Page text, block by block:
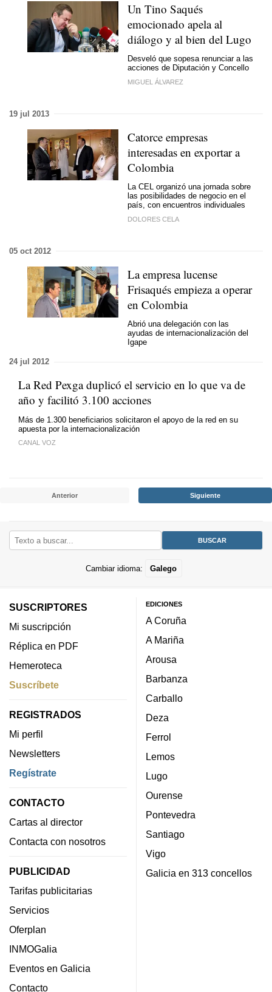
Un Tino Saqués
emocionado apela al
diálogo y al bien del Lugo
Desveló que sopesa renunciar a las
acciones de Diputación y Concello
MIGUEL ÁLVAREZ
19 jul 2013
Catorce empresas
interesadas en exportar a
Colombia
La CEL organizó una jornada sobre
las posibilidades de negocio en el
país, con encuentros individuales
DOLORES CELA
05 oct 2012
La empresa lucense
Frisaqués empieza a operar
en Colombia
Abrió una delegación con las
ayudas de internacionalización del
Igape
24 jul 2012
La Red Pexga duplicó el servicio en lo que va de
año y facilitó 3.100 acciones
Más de 1.300 beneficiarios solicitaron el apoyo de la red en su
apuesta por la internacionalización
CANAL VOZ
Anterior Siguiente
Cambiar idioma: Galego
SUSCRIPTORES
Mi suscripción
Réplica en PDF
Hemeroteca
Suscríbete
REGISTRADOS
Mi perfil
Newsletters
Regístrate
CONTACTO
Cartas al director
Contacta con nosotros
PUBLICIDAD
Tarifas publicitarias
Servicios
Oferplan
INMOGalia
Eventos en Galicia
Contacto
EDICIONES
A Coruña
A Mariña
Arousa
Barbanza
Carballo
Deza
Ferrol
Lemos
Lugo
Ourense
Pontevedra
Santiago
Vigo
Galicia en 313 concellos